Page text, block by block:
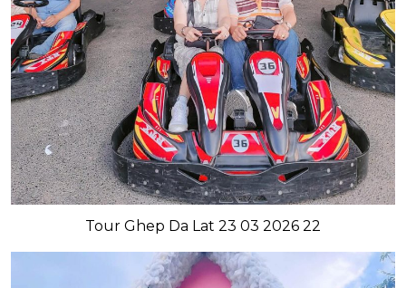
Tour Ghep Da Lat 23 03 2026 22